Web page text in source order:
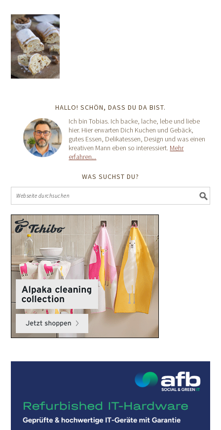
HALLO! SCHÖN, DASS DU DA BIST.
Ich bin Tobias. Ich backe, lache, lebe und liebe
hier. Hier erwarten Dich Kuchen und Gebäck,
gutes Essen, Delikatessen, Design und was einen
kreativen Mann eben so interessiert. Mehr
erfahren...
WAS SUCHST DU?